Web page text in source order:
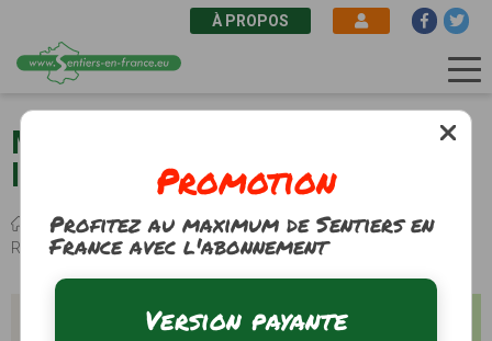
au
contenu
principal
À PROPOS
Marpiré (35) - Les chemins de
Fil
d'Ariane
Sentiers de randonnée Bretagne Ille-et-Vilaine
Marpiré
Randonnée Les chemins de la Lisière
Promotion
Profitez au maximum de Sentiers en
France avec l'abonnement
Version payante